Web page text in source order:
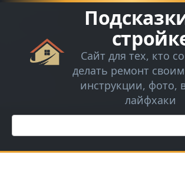
Перейти
Сайт для тех, кто
делать ремонт
инструкции, фото,
лайфхаки
Поиск: